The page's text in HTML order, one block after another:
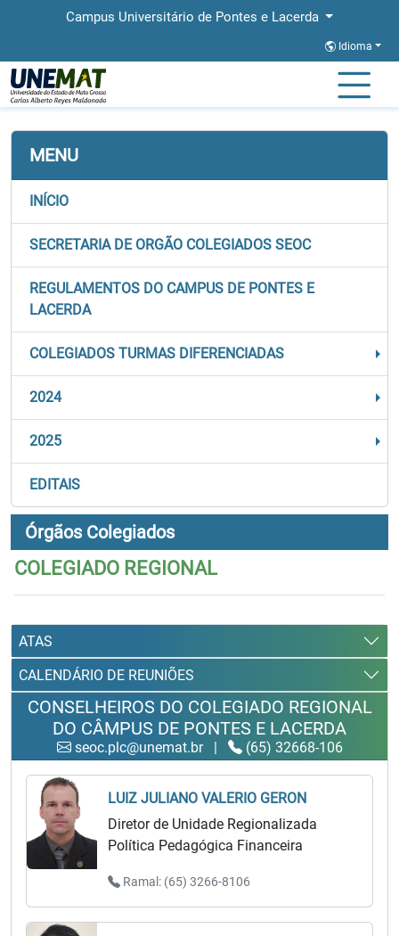
Campus Universitário de Pontes e Lacerda
Idioma
Página Inicial
MENU
INÍCIO
SECRETARIA DE ORGÃO COLEGIADOS SEOC
REGULAMENTOS DO CAMPUS DE PONTES E
LACERDA
COLEGIADOS TURMAS DIFERENCIADAS
2024
2025
EDITAIS
Órgãos Colegiados
COLEGIADO REGIONAL
ATAS
CALENDÁRIO DE REUNIÕES
CONSELHEIROS DO COLEGIADO REGIONAL
DO CÂMPUS DE PONTES E LACERDA
seoc.plc@unemat.br | (65) 32668-106
LUIZ JULIANO VALERIO GERON
Diretor de Unidade Regionalizada
Política Pedagógica Financeira
Ramal: (65) 3266-8106